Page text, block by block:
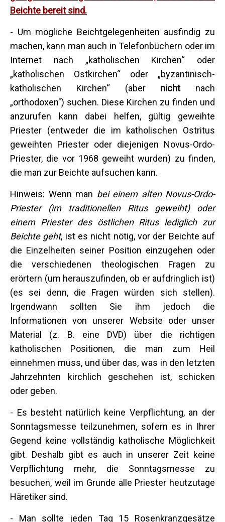
Beichte bereit sind.
- Um mögliche Beichtgelegenheiten ausfindig zu
machen, kann man auch in Telefonbüchern oder im
Internet nach „katholischen Kirchen“ oder
„katholischen Ostkirchen“ oder „byzantinisch-
katholischen Kirchen“ (aber nicht nach
„orthodoxen") suchen. Diese Kirchen zu finden und
anzurufen kann dabei helfen, gültig geweihte
Priester (entweder die im katholischen Ostritus
geweihten Priester oder diejenigen Novus-Ordo-
Priester, die vor 1968 geweiht wurden) zu finden,
die man zur Beichte aufsuchen kann.
Hinweis: Wenn man bei einem alten Novus-Ordo-
Priester (im traditionellen Ritus geweiht) oder
einem Priester des östlichen Ritus lediglich zur
Beichte geht, ist es nicht nötig, vor der Beichte auf
die Einzelheiten seiner Position einzugehen oder
die verschiedenen theologischen Fragen zu
erörtern (um herauszufinden, ob er aufdringlich ist)
(es sei denn, die Fragen würden sich stellen).
Irgendwann sollten Sie ihm jedoch die
Informationen von unserer Website oder unser
Material (z. B. eine DVD) über die richtigen
katholischen Positionen, die man zum Heil
einnehmen muss, und über das, was in den letzten
Jahrzehnten kirchlich geschehen ist, schicken
oder geben.
- Es besteht natürlich keine Verpflichtung, an der
Sonntagsmesse teilzunehmen, sofern es in Ihrer
Gegend keine vollständig katholische Möglichkeit
gibt. Deshalb gibt es auch in unserer Zeit keine
Verpflichtung mehr, die Sonntagsmesse zu
besuchen, weil im Grunde alle Priester heutzutage
Häretiker sind.
- Man sollte jeden Tag 15 Rosenkranzgesätze